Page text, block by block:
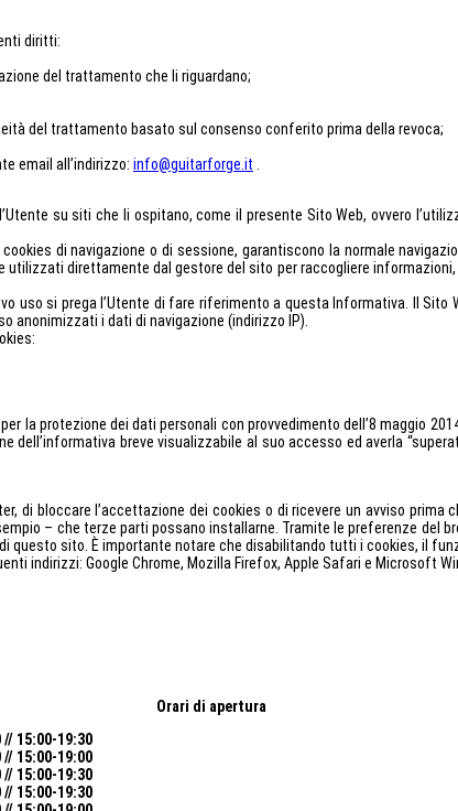
diritti:
del trattamento che li riguardano;
del trattamento basato sul consenso conferito prima della revoca;
email all’indirizzo: info@guitarforge.it
su siti che li ospitano, come il presente Sito Web, ovvero
di navigazione o di sessione, garantiscono la normale
utilizzati direttamente dal gestore del sito per raccogliere
uso si prega l’Utente di fare riferimento a questa Informativa. Il
anonimizzati i dati di navigazione (indirizzo IP).
la protezione dei dati personali con provvedimento dell’8 maggio
dell’informativa breve visualizzabile al suo accesso ed averla
di bloccare l’accettazione dei cookies o di ricevere un avviso
– che terze parti possano installarne. Tramite le preferenze del
questo sito. È importante notare che disabilitando tutti i cookies, il
indirizzi: Google Chrome, Mozilla Firefox, Apple Safari e Microsoft
Orari di apertura
// 15:00-19:30
// 15:00-19:00
// 15:00-19:30
// 15:00-19:30